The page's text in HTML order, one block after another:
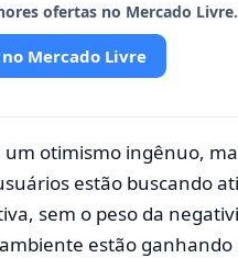
ofertas no Mercado Livre.
Mercado Livre
um otimismo ingênuo,
estão buscando
sem o peso da
estão